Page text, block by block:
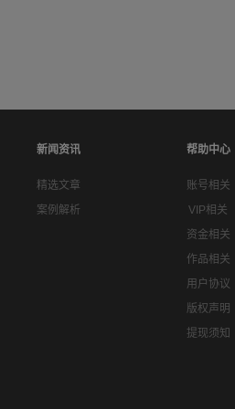
新闻资讯
精选文章
案例解析
帮助中心
账号相关
VIP相关
资金相关
作品相关
用户协议
版权声明
提现须知